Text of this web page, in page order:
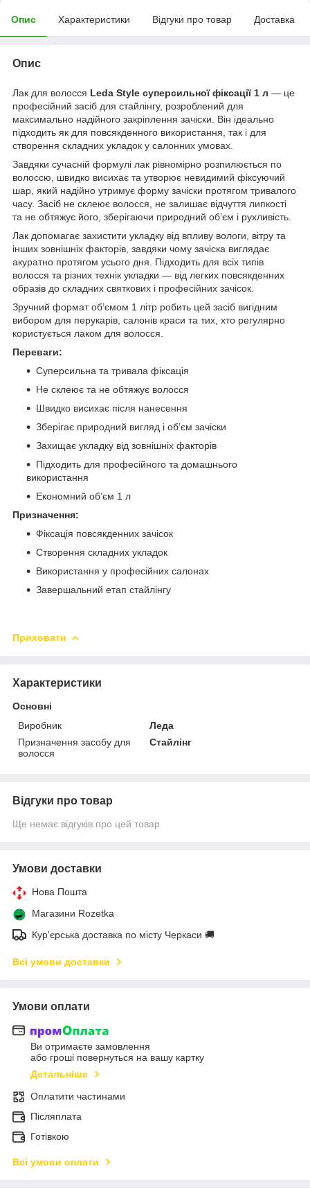
Опис Характеристики Відгуки про товар Доставка
Опис
Лак для волосся Leda Style суперсильної фіксації 1 л — це
професійний засіб для стайлінгу, розроблений для
максимально надійного закріплення зачіски. Він ідеально
підходить як для повсякденного використання, так і для
створення складних укладок у салонних умовах.
Завдяки сучасній формулі лак рівномірно розпилюється по
волоссю, швидко висихає та утворює невидимий фіксуючий
шар, який надійно утримує форму зачіски протягом тривалого
часу. Засіб не склеює волосся, не залишає відчуття липкості
та не обтяжує його, зберігаючи природний об’єм і рухливість.
Лак допомагає захистити укладку від впливу вологи, вітру та
інших зовнішніх факторів, завдяки чому зачіска виглядає
акуратно протягом усього дня. Підходить для всіх типів
волосся та різних технік укладки — від легких повсякденних
образів до складних святкових і професійних зачісок.
Зручний формат об’ємом 1 літр робить цей засіб вигідним
вибором для перукарів, салонів краси та тих, хто регулярно
користується лаком для волосся.
Переваги:
Суперсильна та тривала фіксація
Не склеює та не обтяжує волосся
Швидко висихає після нанесення
Зберігає природний вигляд і об’єм зачіски
Захищає укладку від зовнішніх факторів
Підходить для професійного та домашнього
використання
Економний об’єм 1 л
Призначення:
Фіксація повсякденних зачісок
Створення складних укладок
Використання у професійних салонах
Завершальний етап стайлінгу
Приховати
Характеристики
Основні
Виробник
Леда
Призначення засобу для
волосся
Стайлінг
Відгуки про товар
Ще немає відгуків про цей товар
Умови доставки
Нова Пошта
Магазини Rozetka
Кур'єрська доставка по місту Черкаси 🚚
Всі умови доставки
Умови оплати
Ви отримаєте замовлення
або гроші повернуться на вашу картку
Детальніше
Оплатити частинами
Післяплата
Готівкою
Всі умови оплати